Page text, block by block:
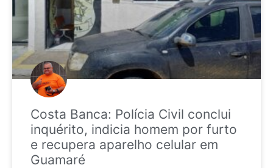
Costa Banca: Polícia Civil conclui
inquérito, indicia homem por furto
e recupera aparelho celular em
Guamaré